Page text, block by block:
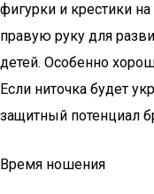
фигурки и крестики
правую руку для
детей. Особенно
Если ниточка будет
защитный потенциал
Время ношения